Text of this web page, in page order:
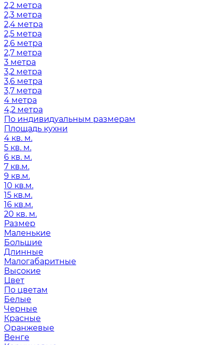
2,2 метра
2,3 метра
2,4 метра
2,5 метра
2,6 метра
2,7 метра
3 метра
3,2 метра
3,6 метра
3,7 метра
4 метра
4,2 метра
По индивидуальным размерам
Площадь кухни
4 кв. м.
5 кв. м.
6 кв. м.
7 кв.м.
9 кв.м.
10 кв.м.
15 кв.м.
16 кв.м.
20 кв. м.
Размер
Маленькие
Большие
Длинные
Малогабаритные
Высокие
Цвет
По цветам
Белые
Черные
Красные
Оранжевые
Венге